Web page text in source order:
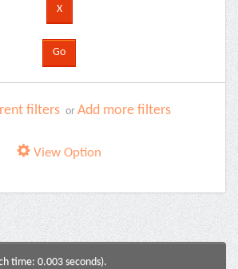
filters or Add more filters
View Option
time: 0.003 seconds).